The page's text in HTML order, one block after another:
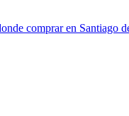
comprar en Santiago